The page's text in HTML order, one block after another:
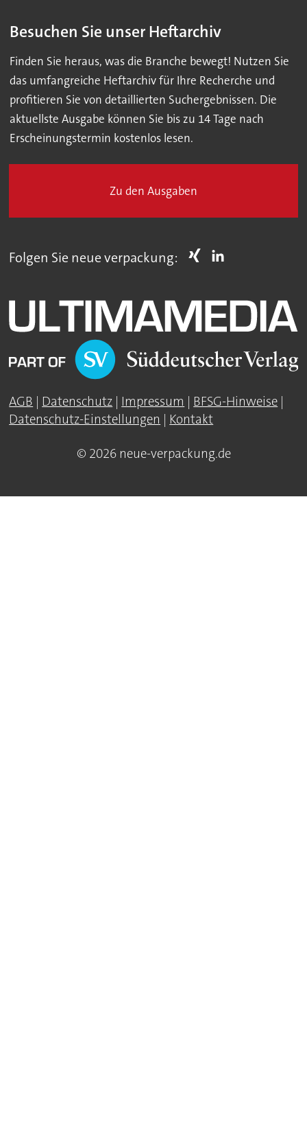
Besuchen Sie unser Heftarchiv
Finden Sie heraus, was die Branche bewegt! Nutzen Sie
das umfangreiche Heftarchiv für Ihre Recherche und
profitieren Sie von detaillierten Suchergebnissen. Die
aktuellste Ausgabe können Sie bis zu 14 Tage nach
Erscheinungstermin kostenlos lesen.
Zu den Ausgaben
Folgen Sie neue verpackung:
AGB | Datenschutz | Impressum | BFSG-Hinweise |
Datenschutz-Einstellungen | Kontakt
© 2026 neue-verpackung.de